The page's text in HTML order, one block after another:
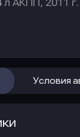
АКПП, 2011 г.
Условия